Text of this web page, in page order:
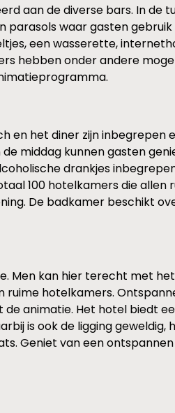
aan de diverse bars. In de
parasols waar gasten gebruik
een wasserette,
hebben onder andere
en het diner zijn inbegrepen
middag kunnen gasten
drankjes
100 hotelkamers die allen
De badkamer beschikt
Men kan hier terecht met
ruime hotelkamers.
animatie. Het hotel biedt
is ook de ligging geweldig,
Geniet van een